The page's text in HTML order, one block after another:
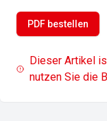
PDF bestellen
Dieser Artikel
nutzen Sie die